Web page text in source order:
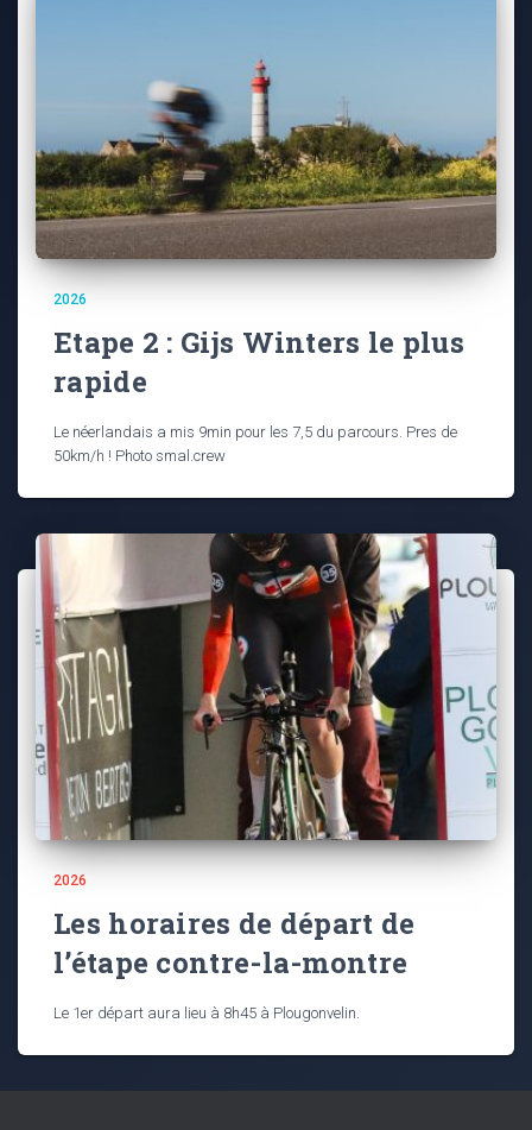
2026
Etape 2 : Gijs Winters le plus
rapide
Le néerlandais a mis 9min pour les 7,5 du parcours. Pres de
50km/h ! Photo smal.crew
2026
Les horaires de départ de
l’étape contre-la-montre
Le 1er départ aura lieu à 8h45 à Plougonvelin.